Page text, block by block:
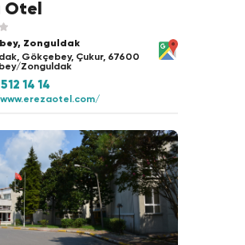
Otel
Zonguldak
Gökçebey, Çukur, 67600
Zonguldak
14 14